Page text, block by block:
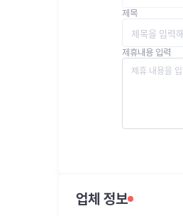
제목
제휴내용 입력
업체 정보